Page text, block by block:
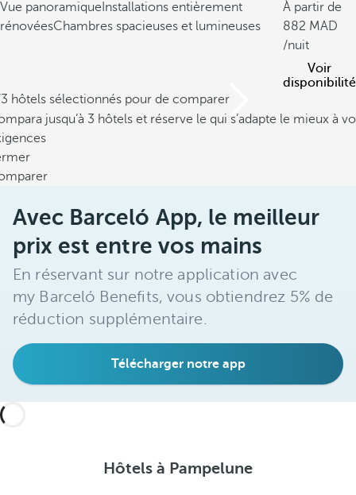
Vue panoramique Installations entièrement
rénovéesChambres spacieuses et lumineuses
À partir de
882
/nuit
Voir
disponibilité
hôtels sélectionnés pour de comparer
jusqu’à 3 hôtels et réserve le qui s’adapte le mieux à
Avec Barceló App, le meilleur
prix est entre vos mains
En réservant sur notre application avec
my Barceló Benefits, vous obtiendrez 5% de
réduction supplémentaire.
Télécharger notre app
Hôtels à Pampelune